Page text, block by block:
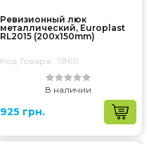
Ревизионный люк
металлический, Europlast
RL2015 (200x150mm)
Код Товара:: 78611
В наличии
925 грн.